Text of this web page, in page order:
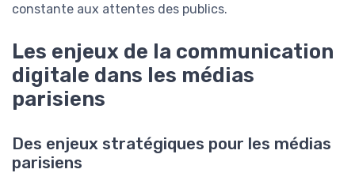
constante aux attentes des publics.
Les enjeux de la communication
digitale dans les médias
parisiens
Des enjeux stratégiques pour les médias
parisiens